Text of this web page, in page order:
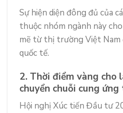
Sự hiện diện đông đủ của
thuộc nhóm ngành này
mẽ từ thị trường Việt Nam
quốc tế.
2. Thời điểm vàng cho
chuyển chuỗi cung ứng
Hội nghị Xúc tiến Đầu tư